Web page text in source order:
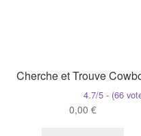
Cherche et Trouve
4.7/5 - (66
0,00 €